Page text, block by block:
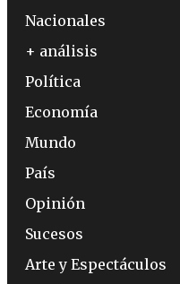
Nacionales
+ análisis
Política
Economía
Mundo
País
Opinión
Sucesos
Arte y Espectáculos